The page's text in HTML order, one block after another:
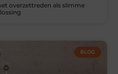
overzettreden als slimme
BLOG